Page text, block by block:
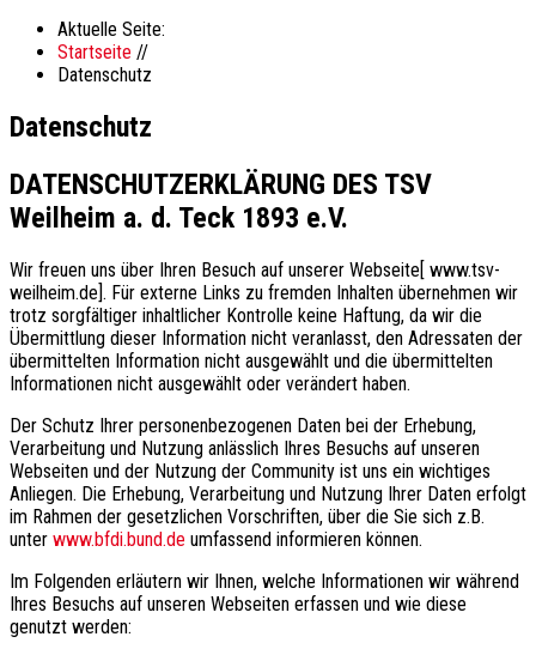
Aktuelle Seite:
Startseite //
Datenschutz
Datenschutz
DATENSCHUTZERKLÄRUNG DES TSV
Weilheim a. d. Teck 1893 e.V.
Wir freuen uns über Ihren Besuch auf unserer Webseite[ www.tsv-
weilheim.de]. Für externe Links zu fremden Inhalten übernehmen wir
trotz sorgfältiger inhaltlicher Kontrolle keine Haftung, da wir die
Übermittlung dieser Information nicht veranlasst, den Adressaten der
übermittelten Information nicht ausgewählt und die übermittelten
Informationen nicht ausgewählt oder verändert haben.
Der Schutz Ihrer personenbezogenen Daten bei der Erhebung,
Verarbeitung und Nutzung anlässlich Ihres Besuchs auf unseren
Webseiten und der Nutzung der Community ist uns ein wichtiges
Anliegen. Die Erhebung, Verarbeitung und Nutzung Ihrer Daten erfolgt
im Rahmen der gesetzlichen Vorschriften, über die Sie sich z.B.
unter www.bfdi.bund.de umfassend informieren können.
Im Folgenden erläutern wir Ihnen, welche Informationen wir während
Ihres Besuchs auf unseren Webseiten erfassen und wie diese
genutzt werden: